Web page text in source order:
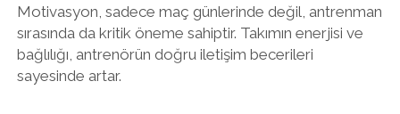
Motivasyon, sadece maç günlerinde değil, antrenman
sırasında da kritik öneme sahiptir. Takımın enerjisi ve
bağlılığı, antrenörün doğru iletişim becerileri
sayesinde artar.